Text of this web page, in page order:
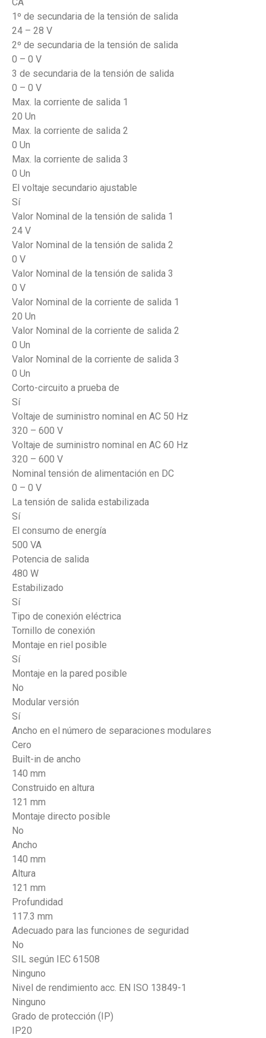
1º de secundaria de la tensión de salida
24 – 28 V
2º de secundaria de la tensión de salida
0 – 0 V
3 de secundaria de la tensión de salida
0 – 0 V
Max. la corriente de salida 1
20 Un
Max. la corriente de salida 2
0 Un
Max. la corriente de salida 3
0 Un
El voltaje secundario ajustable
Sí
Valor Nominal de la tensión de salida 1
24 V
Valor Nominal de la tensión de salida 2
0 V
Valor Nominal de la tensión de salida 3
0 V
Valor Nominal de la corriente de salida 1
20 Un
Valor Nominal de la corriente de salida 2
0 Un
Valor Nominal de la corriente de salida 3
0 Un
Corto-circuito a prueba de
Sí
Voltaje de suministro nominal en AC 50 Hz
320 – 600 V
Voltaje de suministro nominal en AC 60 Hz
320 – 600 V
Nominal tensión de alimentación en DC
0 – 0 V
La tensión de salida estabilizada
Sí
El consumo de energía
500 VA
Potencia de salida
480 W
Estabilizado
Sí
Tipo de conexión eléctrica
Tornillo de conexión
Montaje en riel posible
Sí
Montaje en la pared posible
No
Modular versión
Sí
Ancho en el número de separaciones modulares
Cero
Built-in de ancho
140 mm
Construido en altura
121 mm
Montaje directo posible
No
Ancho
140 mm
Altura
121 mm
Profundidad
117.3 mm
Adecuado para las funciones de seguridad
No
SIL según IEC 61508
Ninguno
Nivel de rendimiento acc. EN ISO 13849-1
Ninguno
Grado de protección (IP)
IP20